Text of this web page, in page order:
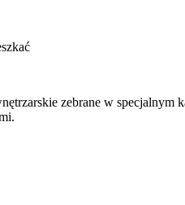
zebrane w specjalnym